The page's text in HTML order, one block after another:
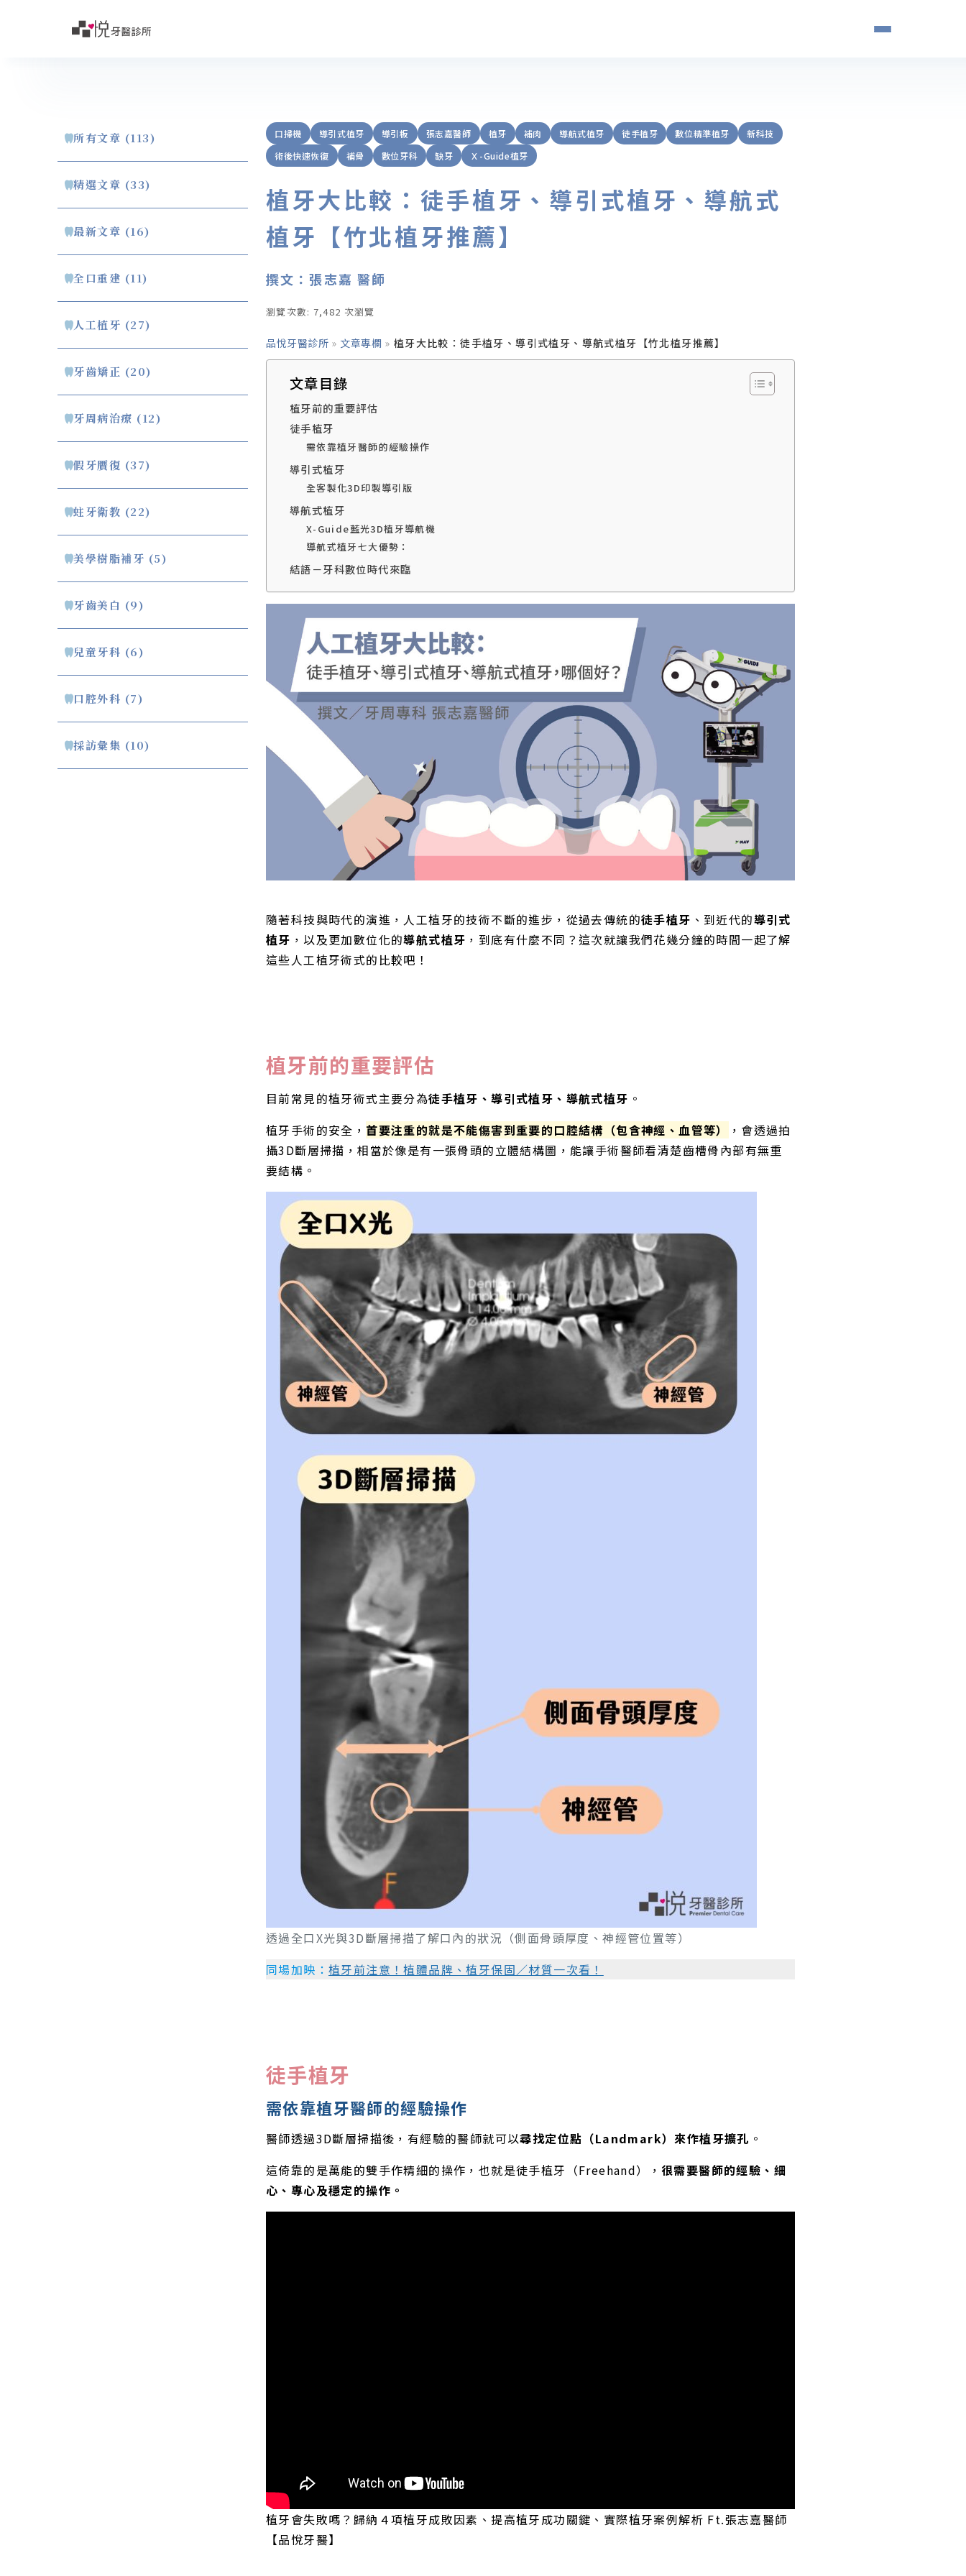
所有文章 (113)
精選文章 (33)
最新文章 (16)
全口重建 (11)
人工植牙 (27)
牙齒矯正 (20)
牙周病治療 (12)
假牙贋復 (37)
蛀牙衛教 (22)
美學樹脂補牙 (5)
牙齒美白 (9)
兒童牙科 (6)
口腔外科 (7)
採訪彙集 (10)
口掃機 導引式植牙 導引板 張志嘉醫師 植牙 補肉 導航式植牙 徒手植牙 數位精準植牙
新科技
術後快速恢復
補骨 數位牙科 缺牙 Ｘ-Guide植牙
植牙大比較：徒手植牙、導引式植牙、導航式
植牙【竹北植牙推薦】
撰文：張志嘉 醫師
瀏覽次數: 7,482 次瀏覽
品悅牙醫診所 » 文章專欄 » 植牙大比較：徒手植牙、導引式植牙、導航式植牙【竹北植牙推薦】
文章目錄
植牙前的重要評估
徒手植牙
需依靠植牙醫師的經驗操作
導引式植牙
全客製化3D印製導引版
導航式植牙
X-Guide藍光3D植牙導航機
導航式植牙七大優勢：
結語－牙科數位時代來臨
隨著科技與時代的演進，人工植牙的技術不斷的進步，從過去傳統的徒手植牙 、到近代的導引式
植牙 ，以及更加數位化的導航式植牙 ，到底有什麼不同？這次就讓我們花幾分鐘的時間一起了解
這些人工植牙術式的比較吧！
植牙前的重要評估
目前常見的植牙術式主要分為徒手植牙、導引式植牙、導航式植牙 。
植牙手術的安全， 首要注重的就是不能傷害到重要的口腔結構（包含神經、血管等）
，會透過拍
攝3D斷層掃描，相當於像是有一張骨頭的立體結構圖，能讓手術醫師看清楚齒槽骨內部有無重
要結構。
透過全口X光與3D斷層掃描了解口內的狀況（側面骨頭厚度、神經管位置等）
同場加映： 植牙前注意！植體品牌、植牙保固／材質一次看！
徒手植牙
需依靠植牙醫師的經驗操作
醫師透過3D斷層掃描後，有經驗的醫師就可以尋找定位點（Landmark）來作植牙擴孔 。
這倚靠的是萬能的雙手作精細的操作，也就是徒手植牙（Freehand）， 很需要醫師的經驗、細
心、專心及穩定的操作。
植牙會失敗嗎？歸納４項植牙成敗因素、提高植牙成功關鍵、實際植牙案例解析 Ft.張志嘉醫師
【品悅牙醫】